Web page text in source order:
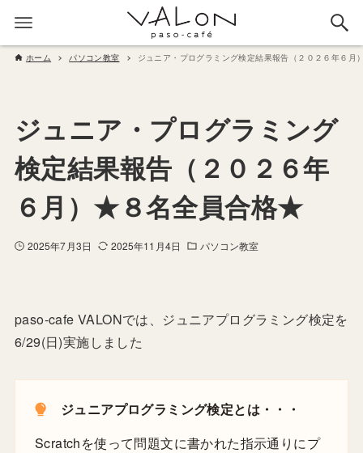
ホーム パソコン教室 ジュニア・プログラミング検定結果報告（２０２６年６
ジュニア・プログラミング
検定結果報告（２０２６年
６月）★８名全員合格★
2025年7月3日 2025年11月4日 パソコン教室
paso-cafe VALONでは、ジュニアプログラミング検定を
6/29(日)実施しました
ジュニアプログラミング検定とは・・・
Scratchを使って問題文に書かれた指示通りにプ